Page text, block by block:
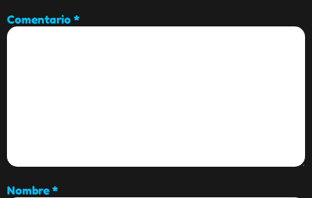
Comentario *
Nombre *